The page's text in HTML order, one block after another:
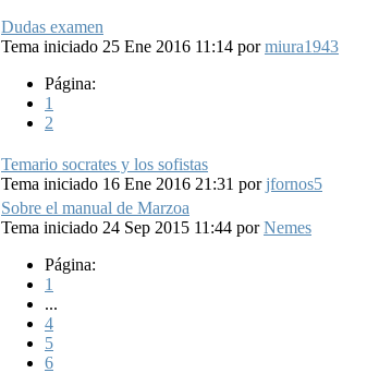
Dudas examen
Tema iniciado 25 Ene 2016 11:14 pormiura1943
Página:
1
2
Temario socrates y los sofistas
Tema iniciado 16 Ene 2016 21:31 porjfornos5
Sobre el manual de Marzoa
Tema iniciado 24 Sep 2015 11:44 porNemes
Página:
1
...
4
5
6